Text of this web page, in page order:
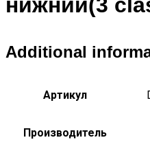
Additional
Артикул
Производитель